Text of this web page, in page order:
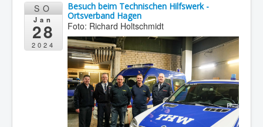
SO
Jan
28
2024
Besuch beim Technischen Hilfswerk -
Ortsverband Hagen
Foto: Richard Holtschmidt